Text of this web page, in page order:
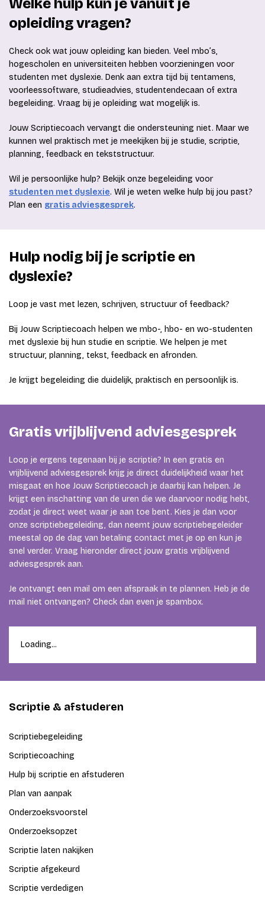
Welke hulp kun je vanuit je
opleiding vragen?
Check ook wat jouw opleiding kan bieden. Veel mbo’s,
hogescholen en universiteiten hebben voorzieningen voor
studenten met dyslexie. Denk aan extra tijd bij tentamens,
voorleessoftware, studieadvies, studentendecaan of extra
begeleiding. Vraag bij je opleiding wat mogelijk is.
Jouw Scriptiecoach vervangt die ondersteuning niet. Maar we
kunnen wel praktisch met je meekijken bij je studie, scriptie,
planning, feedback en tekststructuur.
Wil je persoonlijke hulp? Bekijk onze begeleiding voor
studenten met dyslexie. Wil je weten welke hulp bij jou past?
Plan een gratis adviesgesprek.
Hulp nodig bij je scriptie en
dyslexie?
Loop je vast met lezen, schrijven, structuur of feedback?
Bij Jouw Scriptiecoach helpen we mbo-, hbo- en wo-studenten
met dyslexie bij hun studie en scriptie. We helpen je met
structuur, planning, tekst, feedback en afronden.
Je krijgt begeleiding die duidelijk, praktisch en persoonlijk is.
Gratis vrijblijvend adviesgesprek
Loop je ergens tegenaan bij je scriptie? In een gratis en
vrijblijvend adviesgesprek krijg je direct duidelijkheid waar het
misgaat en hoe Jouw Scriptiecoach je daarbij kan helpen. Je
krijgt een inschatting van de uren die we daarvoor nodig hebt,
zodat je direct weet waar je aan toe bent. Kies je dan voor
onze scriptiebegeleiding, dan neemt jouw scriptiebegeleider
meestal op de dag van betaling contact met je op en kun je
snel verder. Vraag hieronder direct jouw gratis vrijblijvend
adviesgesprek aan.
Je ontvangt een mail om een afspraak in te plannen. Heb je de
mail niet ontvangen? Check dan even je spambox.
Loading...
Scriptie & afstuderen
Scriptiebegeleiding
Scriptiecoaching
Hulp bij scriptie en afstuderen
Plan van aanpak
Onderzoeksvoorstel
Onderzoeksopzet
Scriptie laten nakijken
Scriptie afgekeurd
Scriptie verdedigen